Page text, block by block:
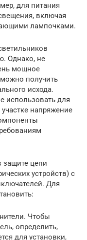
для питания
включая
лампочками.
Однако, не
мощное
получить
исхода.
использовать для
напряжение
защите цепи
устройств) с
Для
Чтобы
определить,
для установки,